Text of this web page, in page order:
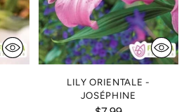
LILY ORIENTALE -
JOSÉPHINE